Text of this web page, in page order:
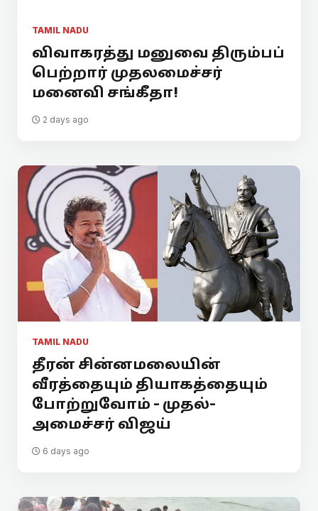
TAMIL NADU
விவாகரத்து மனுவை திரும்பப்
பெற்றார் முதலமைச்சர்
மனைவி சங்கீதா!
2 days ago
TAMIL NADU
தீரன் சின்னமலையின்
வீரத்தையும் தியாகத்தையும்
போற்றுவோம் - முதல்-
அமைச்சர் விஜய்
6 days ago